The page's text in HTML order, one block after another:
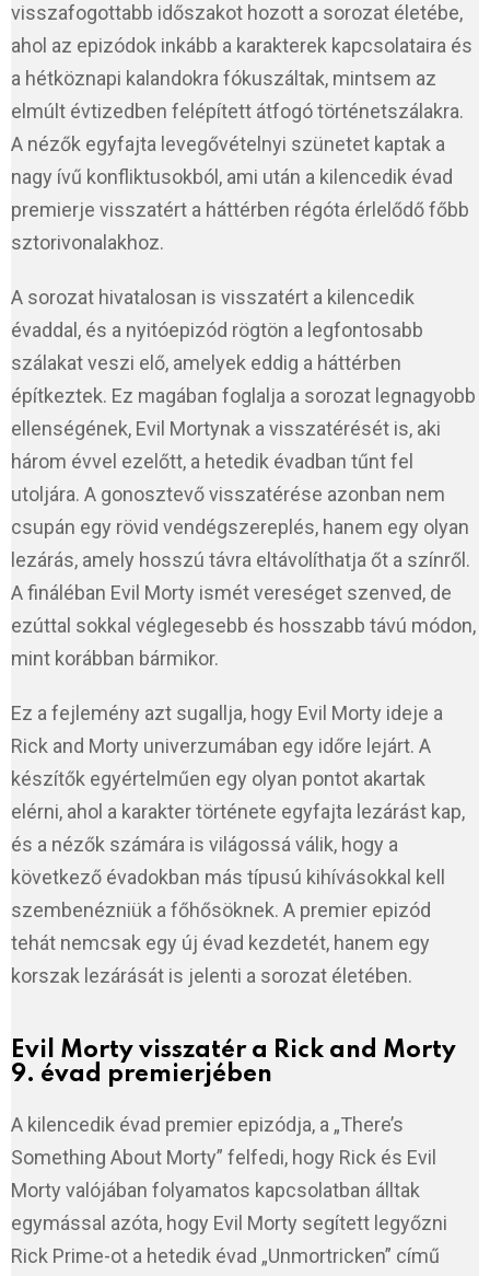
visszafogottabb időszakot hozott a sorozat életébe,
ahol az epizódok inkább a karakterek kapcsolataira és
a hétköznapi kalandokra fókuszáltak, mintsem az
elmúlt évtizedben felépített átfogó történetszálakra.
A nézők egyfajta levegővételnyi szünetet kaptak a
nagy ívű konfliktusokból, ami után a kilencedik évad
premierje visszatért a háttérben régóta érlelődő főbb
sztorivonalakhoz.
A sorozat hivatalosan is visszatért a kilencedik
évaddal, és a nyitóepizód rögtön a legfontosabb
szálakat veszi elő, amelyek eddig a háttérben
építkeztek. Ez magában foglalja a sorozat legnagyobb
ellenségének, Evil Mortynak a visszatérését is, aki
három évvel ezelőtt, a hetedik évadban tűnt fel
utoljára. A gonosztevő visszatérése azonban nem
csupán egy rövid vendégszereplés, hanem egy olyan
lezárás, amely hosszú távra eltávolíthatja őt a színről.
A fináléban Evil Morty ismét vereséget szenved, de
ezúttal sokkal véglegesebb és hosszabb távú módon,
mint korábban bármikor.
Ez a fejlemény azt sugallja, hogy Evil Morty ideje a
Rick and Morty univerzumában egy időre lejárt. A
készítők egyértelműen egy olyan pontot akartak
elérni, ahol a karakter története egyfajta lezárást kap,
és a nézők számára is világossá válik, hogy a
következő évadokban más típusú kihívásokkal kell
szembenézniük a főhősöknek. A premier epizód
tehát nemcsak egy új évad kezdetét, hanem egy
korszak lezárását is jelenti a sorozat életében.
Evil Morty visszatér a Rick and Morty
9. évad premierjében
A kilencedik évad premier epizódja, a „There’s
Something About Morty” felfedi, hogy Rick és Evil
Morty valójában folyamatos kapcsolatban álltak
egymással azóta, hogy Evil Morty segített legyőzni
Rick Prime-ot a hetedik évad „Unmortricken” című